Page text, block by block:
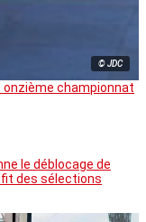
© JDC
onzième championnat
le déblocage de
des sélections